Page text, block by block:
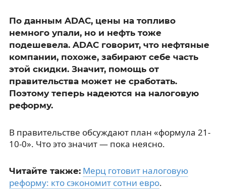
По данным ADAC, цены на топливо
немного упали, но и нефть тоже
подешевела. ADAC говорит, что нефтяные
компании, похоже, забирают себе часть
этой скидки. Значит, помощь от
правительства может не сработать.
Поэтому теперь надеются на налоговую
реформу.
В правительстве обсуждают план «формула 21-
10-0». Что это значит — пока неясно.
Читайте также: Мерц готовит налоговую
реформу: кто сэкономит сотни евро.